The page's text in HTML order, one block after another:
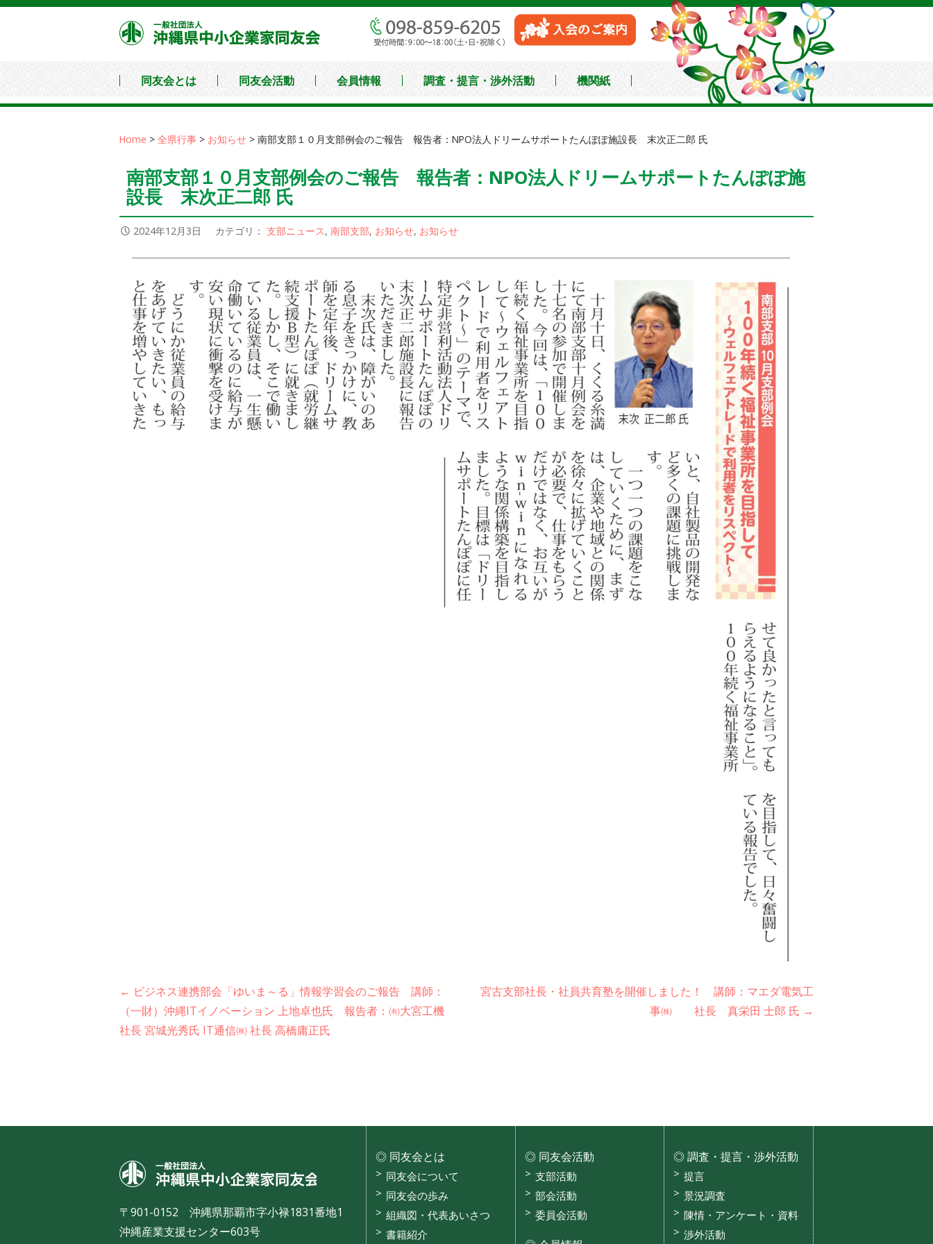
コ
へ
沖縄県中小企業家同友会
同友会とは 同友会活動 会員情報 調査・提言・渉外活動 機関紙
Home > 全県行事 > お知らせ > 南部支部１０月支部例会のご報告 報告者：NPO法人ドリームサポートたんぽぽ施設長 末次正二郎 氏
南部支部１０月支部例会のご報告 報告者：NPO法人ドリームサポートたんぽぽ施
設長 末次正二郎 氏
2024年12月3日 カテゴリ： 支部ニュース, 南部支部, お知らせ, お知らせ
投
稿
ゲ
シ
ョ
← ビジネス連携部会「ゆいま～る」情報学習会のご報告 講師：
（一財）沖縄ITイノベーション 上地卓也氏 報告者：㈲大宮工機
社長 宮城光秀氏 IT通信㈱ 社長 高橋庸正氏
宮古支部社長・社員共育塾を開催しました！ 講師：マエダ電気工
事㈱ 社長 真栄田 士郎 氏 →
沖縄県中小企業家同友会
〒901-0152 沖縄県那覇市字小禄1831番地1
沖縄産業支援センター603号
同友会とは
同友会について
同友会の歩み
組織図・代表あいさつ
書籍紹介
同友会活動
支部活動
部会活動
委員会活動
調査・提言・渉外活動
提言
景況調査
陳情・アンケート・資料
渉外活動